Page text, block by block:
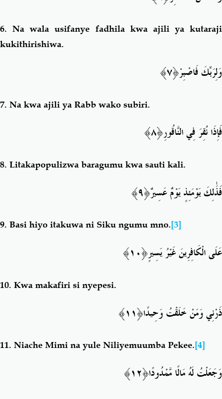
6.Na wala usifanye fadhila kwa ajili ya kutaraji
kukithirishiwa.
وَلِرَبِّكَ فَاصْبِرْ﴿٧﴾
7. Na kwa ajili ya Rabb wako subiri.
فَإِذَا نُقِرَ فِي النَّاقُورِ﴿٨﴾
8. Litakapopulizwa baragumu kwa sauti kali.
فَذَٰلِكَ يَوْمَئِذٍ يَوْمٌ عَسِيرٌ﴿٩﴾
9. Basi hiyo itakuwa ni Siku ngumu mno.[3]
عَلَى الْكَافِرِينَ غَيْرُ يَسِيرٍ﴿١٠﴾
10. Kwa makafiri si nyepesi.
ذَرْنِي وَمَنْ خَلَقْتُ وَحِيدًا﴿١١﴾
11. Niache Mimi na yule Niliyemuumba Pekee.[4]
وَجَعَلْتُ لَهُ مَالًا مَّمْدُودًا﴿١٢﴾